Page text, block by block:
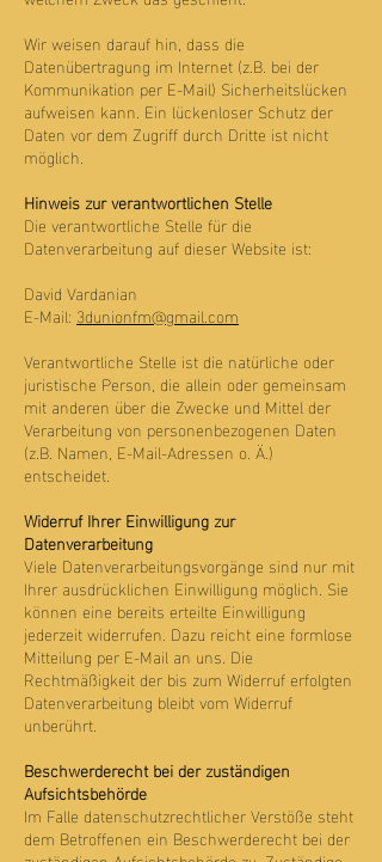
Wir weisen darauf hin, dass die
Datenübertragung im Internet (z.B. bei der
Kommunikation per E-Mail) Sicherheitslücken
aufweisen kann. Ein lückenloser Schutz der
Daten vor dem Zugriff durch Dritte ist nicht
möglich.
Hinweis zur verantwortlichen Stelle
Die verantwortliche Stelle für die
Datenverarbeitung auf dieser Website ist:
David Vardanian
E-Mail: 3dunionfm@gmail.com
Verantwortliche Stelle ist die natürliche oder
juristische Person, die allein oder gemeinsam
mit anderen über die Zwecke und Mittel der
Verarbeitung von personenbezogenen Daten
(z.B. Namen, E-Mail-Adressen o. Ä.)
entscheidet.
Widerruf Ihrer Einwilligung zur
Datenverarbeitung
Viele Datenverarbeitungsvorgänge sind nur mit
Ihrer ausdrücklichen Einwilligung möglich. Sie
können eine bereits erteilte Einwilligung
jederzeit widerrufen. Dazu reicht eine formlose
Mitteilung per E-Mail an uns. Die
Rechtmäßigkeit der bis zum Widerruf erfolgten
Datenverarbeitung bleibt vom Widerruf
unberührt.
Beschwerderecht bei der zuständigen
Aufsichtsbehörde
Im Falle datenschutzrechtlicher Verstöße steht
dem Betroffenen ein Beschwerderecht bei der